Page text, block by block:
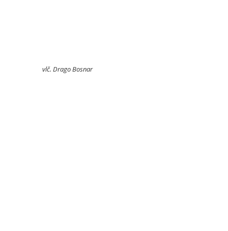
vlč. Drago Bosnar